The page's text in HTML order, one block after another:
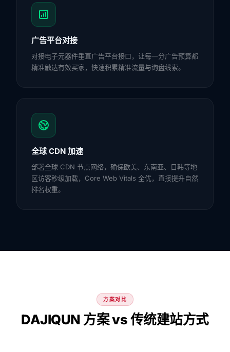
广告平台对接
对接电子元器件垂直广告平台接口，让每一分广告预算都
精准触达有效买家，快速积累精准流量与询盘线索。
全球 CDN 加速
部署全球 CDN 节点网络，确保欧美、东南亚、日韩等地
区访客秒级加载，Core Web Vitals 全优，直接提升自然
排名权重。
方案对比
DAJIQUN 方案 vs 传统建站方式